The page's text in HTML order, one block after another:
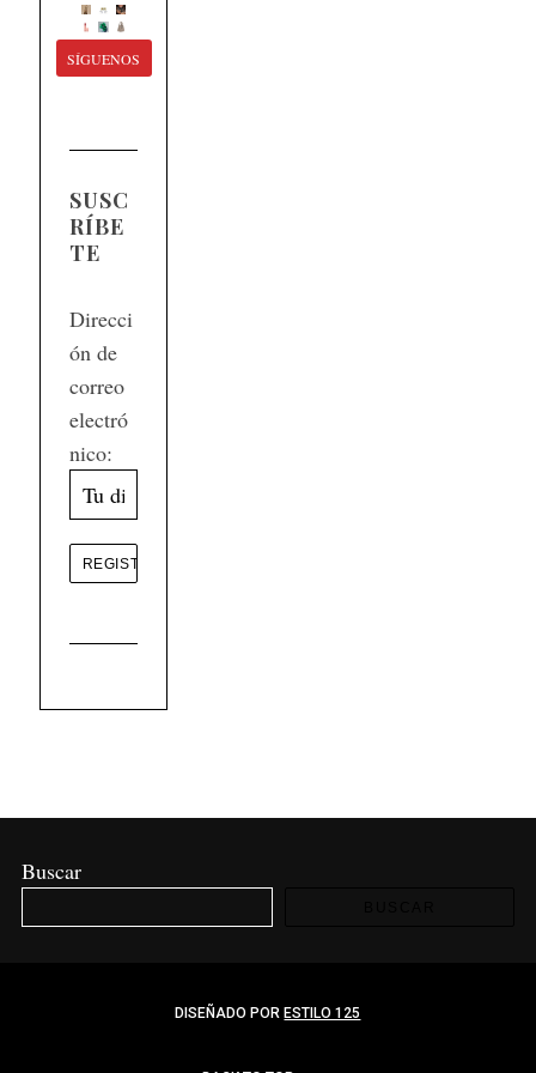
SÍGUENOS
SUSC
RÍBE
TE
Direcci
ón de
correo
electró
nico:
Buscar
DISEÑADO POR ESTILO 125